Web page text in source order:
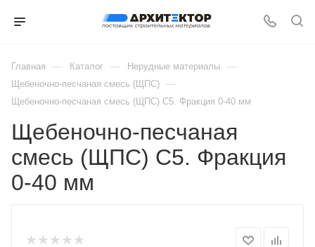
Главная — Каталог — Нерудные материалы —
Щебеночно-песчаная смесь (ЩПС) —
Щебеночно-песчаная смесь (ЩПС) С5. Фракция 0-40 мм
Щебеночно-песчаная
смесь (ЩПС) С5. Фракция
0-40 мм